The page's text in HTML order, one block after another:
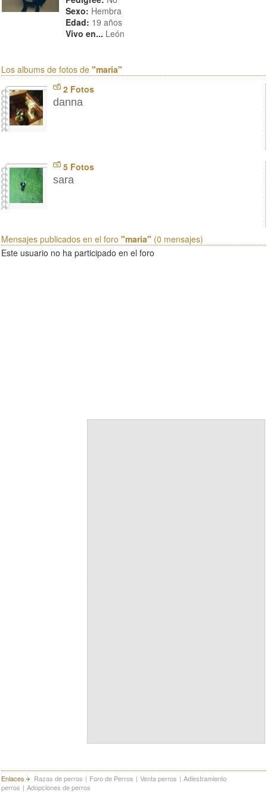
Sexo: Hembra
Edad: 19 años
Vivo en... León
Los albums de fotos de "maria"
2 Fotos
danna
5 Fotos
sara
Mensajes publicados en el foro "maria" (0 mensajes)
Este usuario no ha participado en el foro
Enlaces Razas de perros | Foro de Perros | Venta perros | Adiestramiento
perros | Adopciones de perros